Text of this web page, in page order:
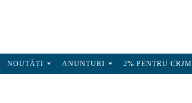
NOUTĂȚI ANUNȚURI 2% PENTRU CRJM